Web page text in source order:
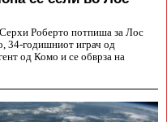
Роберто потпиша за Лос
34-годишниот играч од
од Комо и се обврза на